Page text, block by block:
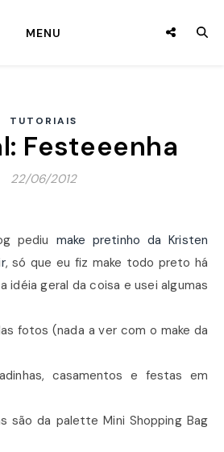
MENU
TUTORIAIS
Festeeenha
22/06/2012
pediu make pretinho da Kristen
, só que eu fiz make todo preto há
idéia geral da coisa e usei algumas
fotos (nada a ver com o make da
casamentos e festas em
são da palette Mini Shopping Bag